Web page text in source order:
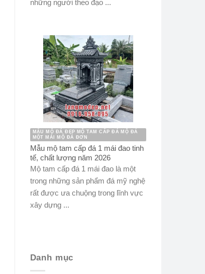
những người theo đạo ...
MẪU MỘ ĐÁ ĐẸP MỘ TAM CẤP ĐÁ MỘ ĐÁ
MỘT MÁI MỘ ĐÁ ĐƠN
Mẫu mộ tam cấp đá 1 mái đao tinh
tế, chất lượng năm 2026
Mộ tam cấp đá 1 mái đao là một
trong những sản phẩm đá mỹ nghệ
rất được ưa chuộng trong lĩnh vực
xây dựng ...
Danh mục